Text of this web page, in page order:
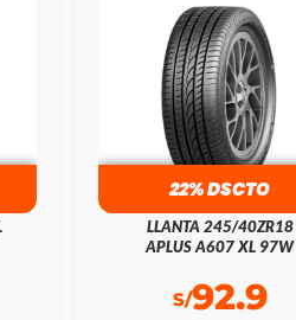
22% DSCTO
LLANTA 245/40ZR18
APLUS A607 XL 97W
S/92.9